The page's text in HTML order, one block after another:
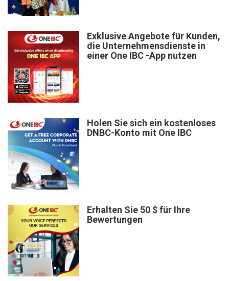
Exklusive Angebote für Kunden,
die Unternehmensdienste in
einer One IBC -App nutzen
Holen Sie sich ein kostenloses
DNBC-Konto mit One IBC
Erhalten Sie 50 $ für Ihre
Bewertungen